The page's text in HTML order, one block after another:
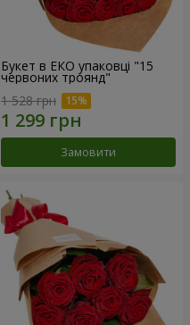
Букет в ЕКО упаковці "15
червоних троянд"
1 528 грн
Замовити